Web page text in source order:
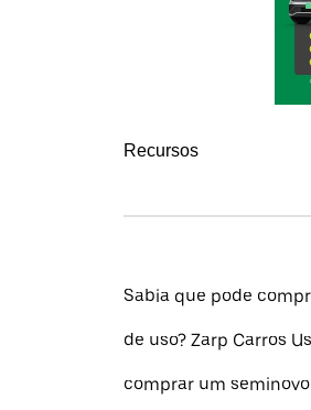
Recursos
Sabia que pode
de uso? Zarp Carros
comprar um